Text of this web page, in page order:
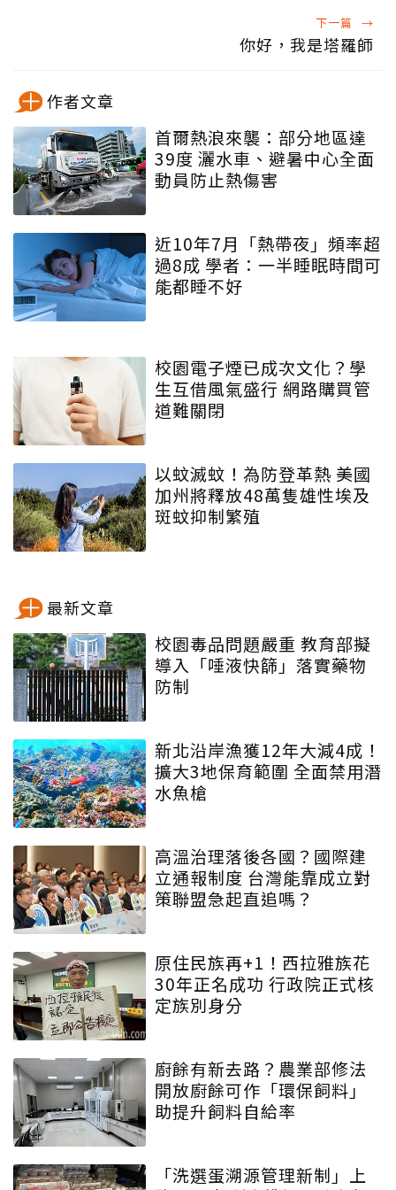
下一篇 →
你好，我是塔羅師
作者文章
首爾熱浪來襲：部分地區達
39度 灑水車、避暑中心全面
動員防止熱傷害
近10年7月「熱帶夜」頻率超
過8成 學者：一半睡眠時間可
能都睡不好
校園電子煙已成次文化？學
生互借風氣盛行 網路購買管
道難關閉
以蚊滅蚊！為防登革熱 美國
加州將釋放48萬隻雄性埃及
斑蚊抑制繁殖
最新文章
校園毒品問題嚴重 教育部擬
導入「唾液快篩」落實藥物
防制
新北沿岸漁獲12年大減4成！
擴大3地保育範圍 全面禁用潛
水魚槍
高溫治理落後各國？國際建
立通報制度 台灣能靠成立對
策聯盟急起直追嗎？
原住民族再+1！西拉雅族花
30年正名成功 行政院正式核
定族別身分
廚餘有新去路？農業部修法
開放廚餘可作「環保飼料」
助提升飼料自給率
「洗選蛋溯源管理新制」上